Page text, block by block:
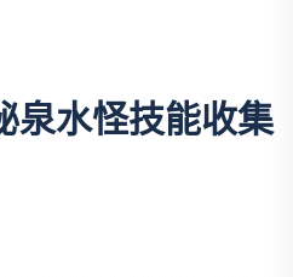
泉水怪技能收集